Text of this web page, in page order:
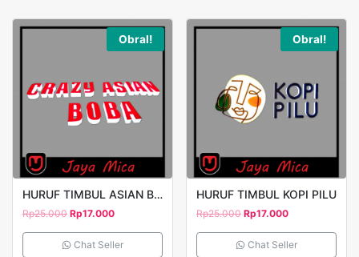
Obral!
HURUF TIMBUL ASIAN BOBA
Rp25.000 Rp17.000
Chat Seller
Obral!
HURUF TIMBUL KOPI PILU
Rp25.000 Rp17.000
Chat Seller